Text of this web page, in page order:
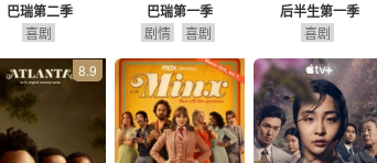
巴瑞第二季
喜剧
巴瑞第一季
剧情 喜剧
后半生第一季
喜剧
8.9